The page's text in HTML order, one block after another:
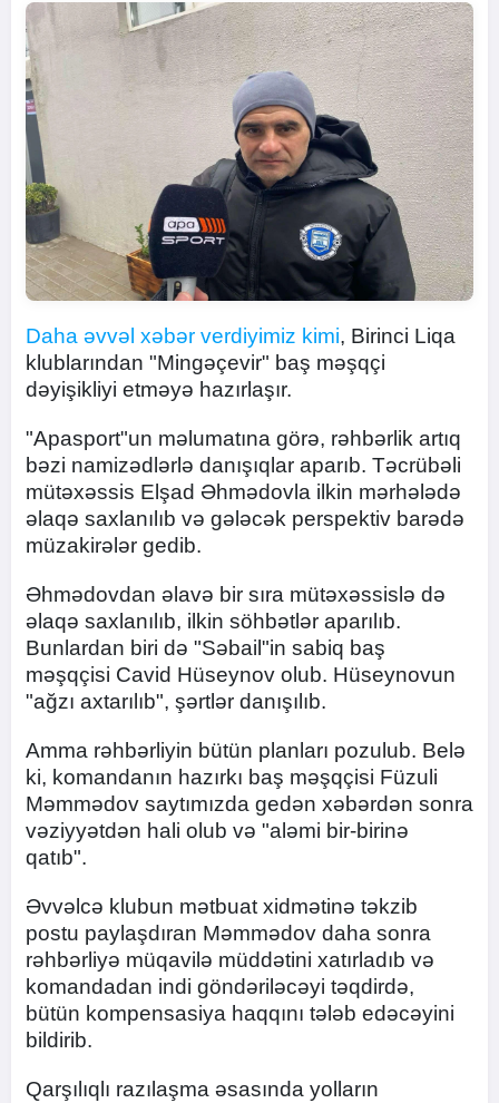
Daha əvvəl xəbər verdiyimiz kimi, Birinci Liqa
klublarından "Mingəçevir" baş məşqçi
dəyişikliyi etməyə hazırlaşır.
"Apasport"un məlumatına görə, rəhbərlik artıq
bəzi namizədlərlə danışıqlar aparıb. Təcrübəli
mütəxəssis Elşad Əhmədovla ilkin mərhələdə
əlaqə saxlanılıb və gələcək perspektiv barədə
müzakirələr gedib.
Əhmədovdan əlavə bir sıra mütəxəssislə də
əlaqə saxlanılıb, ilkin söhbətlər aparılıb.
Bunlardan biri də "Səbail"in sabiq baş
məşqçisi Cavid Hüseynov olub. Hüseynovun
"ağzı axtarılıb", şərtlər danışılıb.
Amma rəhbərliyin bütün planları pozulub. Belə
ki, komandanın hazırkı baş məşqçisi Füzuli
Məmmədov saytımızda gedən xəbərdən sonra
vəziyyətdən hali olub və "aləmi bir-birinə
qatıb".
Əvvəlcə klubun mətbuat xidmətinə təkzib
postu paylaşdıran Məmmədov daha sonra
rəhbərliyə müqavilə müddətini xatırladıb və
komandadan indi göndəriləcəyi təqdirdə,
bütün kompensasiya haqqını tələb edəcəyini
bildirib.
Qarşılıqlı razılaşma əsasında yolların